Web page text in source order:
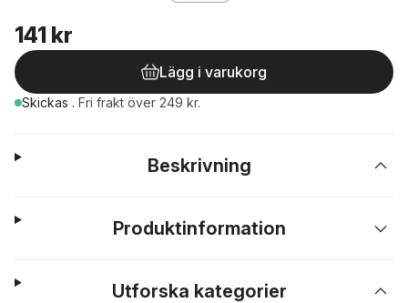
141 kr
Lägg i varukorg
Skickas . Fri frakt över 249 kr.
Beskrivning
Produktinformation
Utforska kategorier